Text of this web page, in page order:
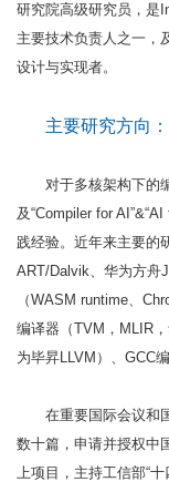
研究院高级研究员，是
主要技术负责人之一，
设计与实现者。
主要研究方向：
对于多核架构下的
及“Compiler for
践经验。近年来主要的
ART/Dalvik、华为方舟
（WASM runtime、
编译器（TVM，MLIR
为毕昇LLVM）、GCC
在重要国际会议和
数十篇，申请并授权中
上项目，主持工信部“